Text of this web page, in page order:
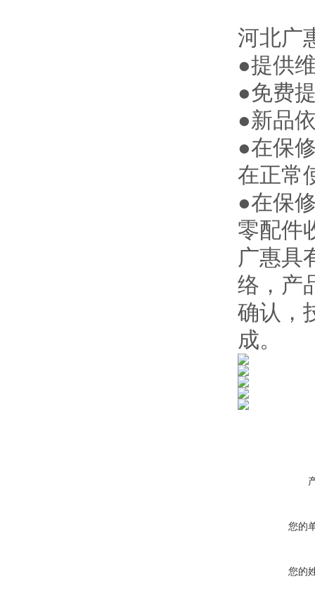
河北广
●提供
●免费
●新品
●在保
在正常
●在保
零配件
广惠具
络，产
确认，
成。
您的
您的